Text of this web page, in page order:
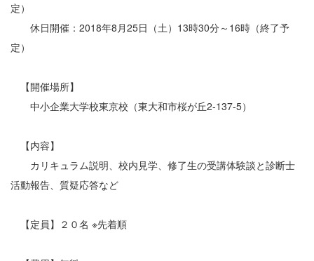
定）
休日開催：2018年8月25日（土）13時30分～16時（終了予
定）
【開催場所】
中小企業大学校東京校（東大和市桜が丘2-137-5）
【内容】
カリキュラム説明、校内見学、修了生の受講体験談と診断士
活動報告、質疑応答など
【定員】２０名 ※先着順